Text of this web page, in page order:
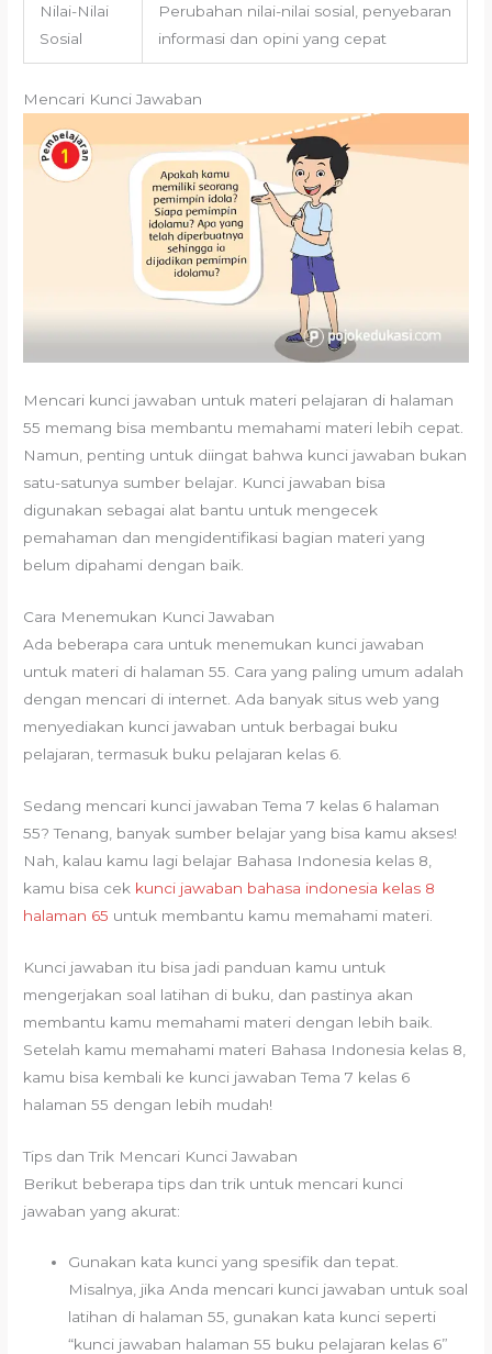
Nilai-Nilai
Sosial
Perubahan nilai-nilai sosial, penyebaran
informasi dan opini yang cepat
Mencari Kunci Jawaban
Mencari kunci jawaban untuk materi pelajaran di halaman
55 memang bisa membantu memahami materi lebih cepat.
Namun, penting untuk diingat bahwa kunci jawaban bukan
satu-satunya sumber belajar. Kunci jawaban bisa
digunakan sebagai alat bantu untuk mengecek
pemahaman dan mengidentifikasi bagian materi yang
belum dipahami dengan baik.
Cara Menemukan Kunci Jawaban
Ada beberapa cara untuk menemukan kunci jawaban
untuk materi di halaman 55. Cara yang paling umum adalah
dengan mencari di internet. Ada banyak situs web yang
menyediakan kunci jawaban untuk berbagai buku
pelajaran, termasuk buku pelajaran kelas 6.
Sedang mencari kunci jawaban Tema 7 kelas 6 halaman
55? Tenang, banyak sumber belajar yang bisa kamu akses!
Nah, kalau kamu lagi belajar Bahasa Indonesia kelas 8,
kamu bisa cek kunci jawaban bahasa indonesia kelas 8
halaman 65 untuk membantu kamu memahami materi.
Kunci jawaban itu bisa jadi panduan kamu untuk
mengerjakan soal latihan di buku, dan pastinya akan
membantu kamu memahami materi dengan lebih baik.
Setelah kamu memahami materi Bahasa Indonesia kelas 8,
kamu bisa kembali ke kunci jawaban Tema 7 kelas 6
halaman 55 dengan lebih mudah!
Tips dan Trik Mencari Kunci Jawaban
Berikut beberapa tips dan trik untuk mencari kunci
jawaban yang akurat:
Gunakan kata kunci yang spesifik dan tepat.
Misalnya, jika Anda mencari kunci jawaban untuk soal
latihan di halaman 55, gunakan kata kunci seperti
“kunci jawaban halaman 55 buku pelajaran kelas 6”